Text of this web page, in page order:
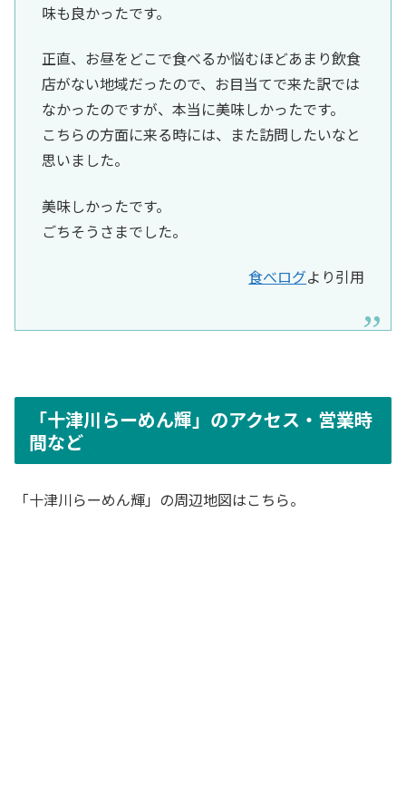
味も良かったです。
正直、お昼をどこで食べるか悩むほどあまり飲食
店がない地域だったので、お目当てで来た訳では
なかったのですが、本当に美味しかったです。
こちらの方面に来る時には、また訪問したいなと
思いました。
美味しかったです。
ごちそうさまでした。
食べログより引用
「十津川らーめん輝」のアクセス・営業時
間など
「十津川らーめん輝」の周辺地図はこちら。